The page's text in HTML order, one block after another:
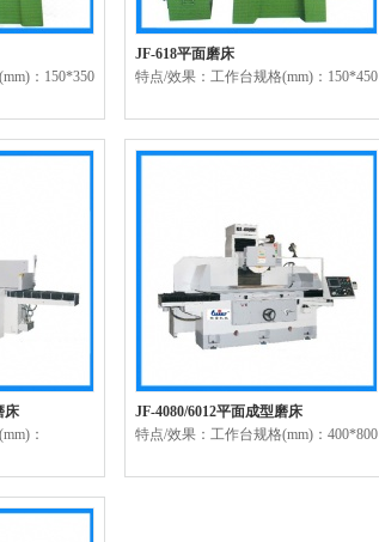
：150*350
JF-618平面磨床
特点/效果：工作台规格(mm)：150*450
床
：
JF-4080/6012平面成型磨床
特点/效果：工作台规格(mm)：400*800